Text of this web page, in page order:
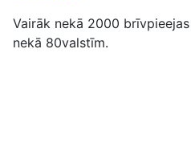
Vairāk nekā 2000
nekā 80valstīm.